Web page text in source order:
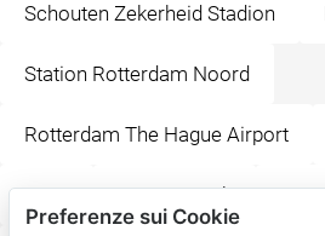
Schouten Zekerheid Stadion
Station Rotterdam Noord
Rotterdam The Hague Airport
BIRD Vroesenpark
Preferenze sui Cookie